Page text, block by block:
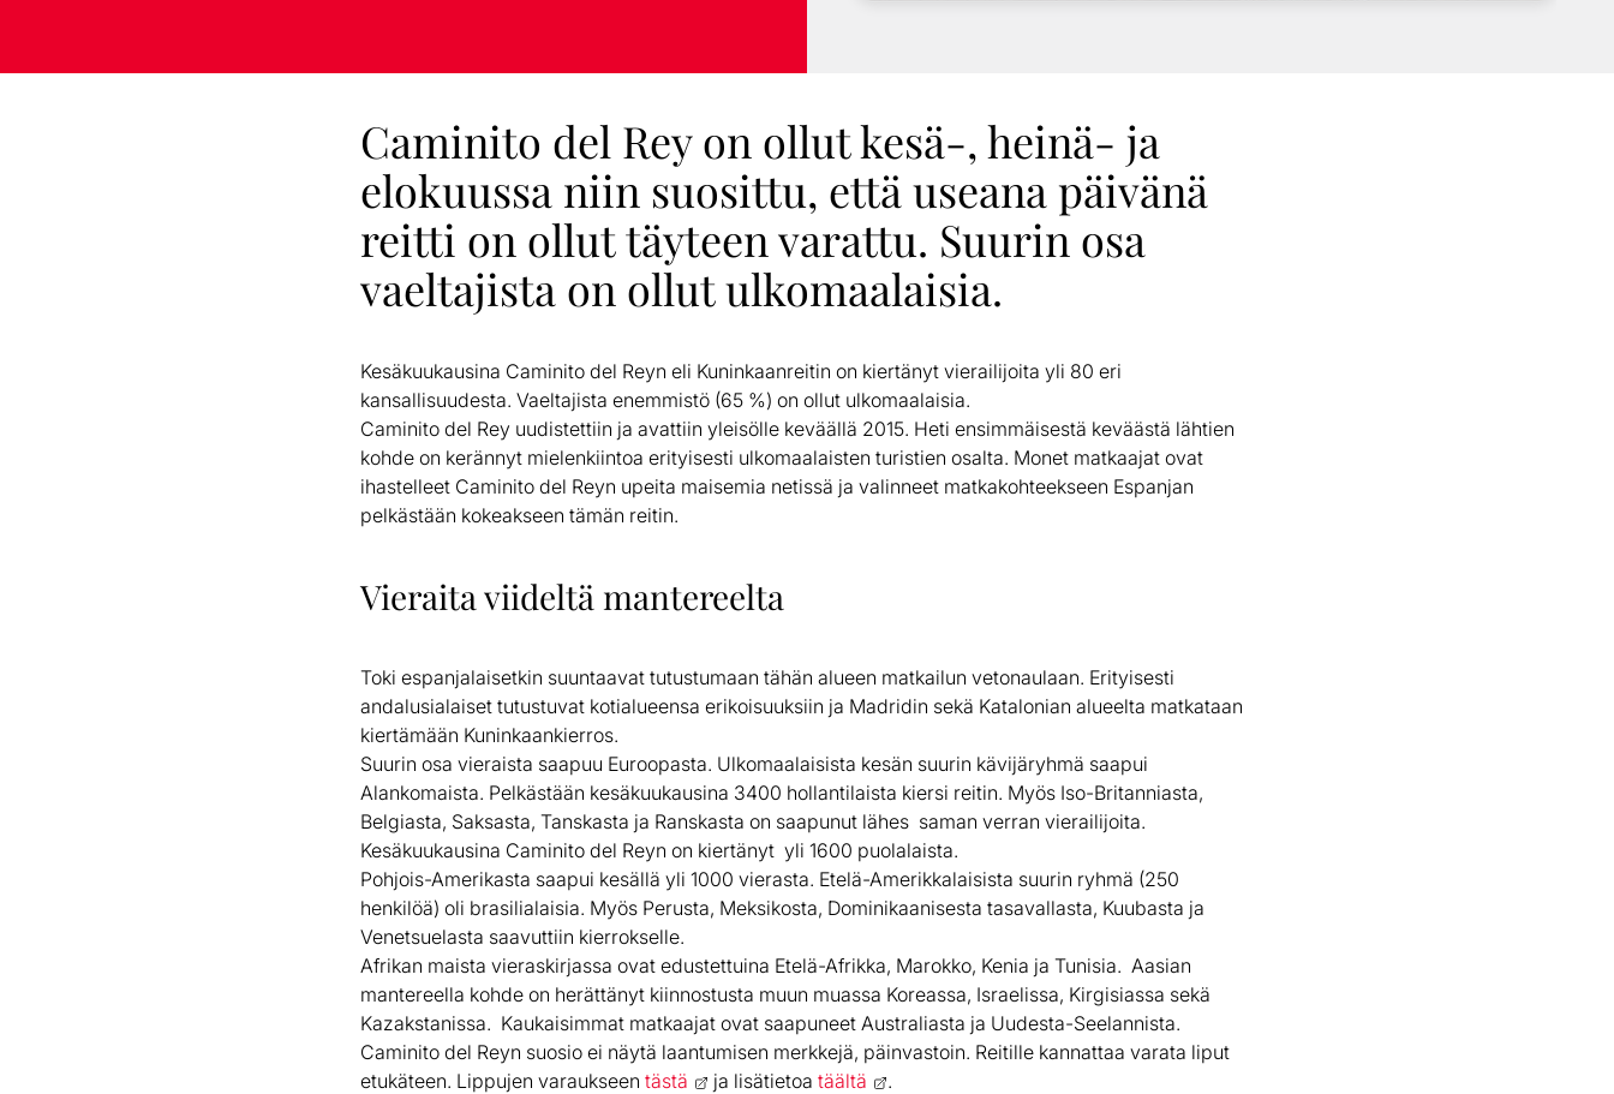
Caminito del Rey on ollut kesä-, heinä- ja
elokuussa niin suosittu, että useana päivänä
reitti on ollut täyteen varattu. Suurin osa
vaeltajista on ollut ulkomaalaisia.
Kesäkuukausina ​Caminito del Reyn eli ​Kuninkaanreitin on kiertänyt vierailijoita ​y​li 80 eri
kansallisuudesta. Vaeltajista enemmistö (65 %) on ollut ulkomaalaisia.
Caminito del Rey uudistettiin ja avattiin yleisölle keväällä 2015. Heti ensimmäisestä keväästä lähtien
kohde on kerännyt mielenkiintoa erityisesti ulkomaalaisten turistien osalta. Monet matkaajat ovat
ihastelleet Caminito del Reyn upeita maisemia netissä ja valinneet matkakohteekseen Espanjan
pelkästään kokeakseen tämän reitin.
Vieraita viideltä mantereelta
Toki espanjalaisetkin suuntaavat tutustumaan tähän alueen matkailun vetonaulaan. Erityisesti
andalusialaiset tutustuvat kotialueensa erikoisuuksiin ja Madridin sekä Katalonian alueelta matkataan
kiertämään Kuninkaankierros.
Suurin osa vieraista saapuu Euroopasta. Ulkomaalaisista kesän suurin kävijäryhmä saapui
Alankomaista. Pelkästään kesäkuukausina 3400 hollantilaista kiersi reitin. Myös Iso-Britanniasta,
Belgiasta, Saksasta, Tanskasta ja Ranskasta on saapunut lähes saman verran vierailijoita.
Kesäkuukausina Caminito del Reyn on kiertänyt yli 1600 puolalaista.
Pohjois-Amerikasta saapui kesällä yli 1000 vierasta. Etelä-Amerikkalaisista suurin ryhmä (250
henkilöä) oli brasilialaisia. Myös Perusta, Meksikosta, Dominikaanisesta tasavallasta, Kuubasta ja
Venetsuelasta saavuttiin kierrokselle.
Afrikan maista vieraskirjassa ovat edustettuina Etelä-Afrikka, Marokko, Kenia ja Tunisia. Aasian
mantereella kohde on herättänyt kiinnostusta muun muassa Koreassa, Israelissa, Kirgisiassa sekä
Kazakstanissa. ​ ​Kaukaisimmat matkaajat ovat saapuneet Australiasta ja Uudesta-Seelannista.
Caminito del Reyn suosio ei näytä laantumisen merkkejä, päinvastoin. Reitille kannattaa varata liput
etukäteen. Lippujen varaukseen tästä ja lisätietoa täältä
.